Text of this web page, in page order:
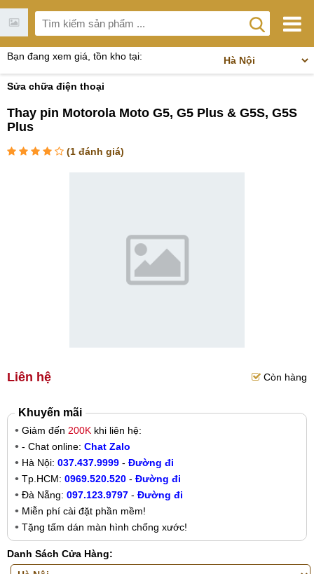
Bạn đang xem giá, tồn kho tại:
Sửa chữa điện thoại
Thay pin Motorola Moto G5, G5 Plus & G5S, G5S
Plus
(1 đánh giá)
Liên hệ Còn hàng
Khuyến mãi
Giảm đến 200K khi liên hệ:
- Chat online: Chat Zalo
Hà Nội: 037.437.9999 - Đường đi
Tp.HCM: 0969.520.520 - Đường đi
Đà Nẵng: 097.123.9797 - Đường đi
Miễn phí cài đặt phần mềm!
Tặng tấm dán màn hình chống xước!
Danh Sách Cửa Hàng: